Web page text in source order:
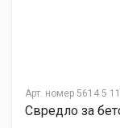
Арт. номер 5614 5
Свредло за